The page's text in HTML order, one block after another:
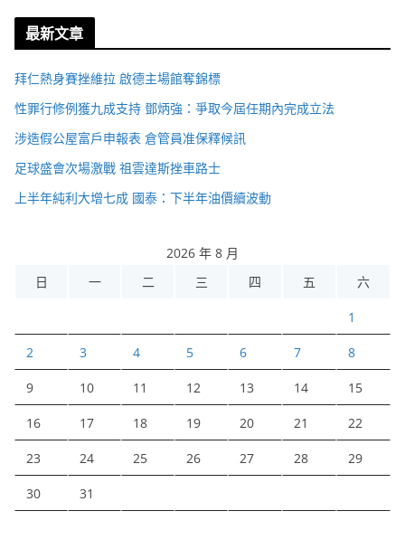
最新文章
拜仁熱身賽挫維拉 啟德主場館奪錦標
性罪行修例獲九成支持 鄧炳強：爭取今屆任期內完成立法
涉造假公屋富戶申報表 倉管員准保釋候訊
足球盛會次場激戰 祖雲達斯挫車路士
上半年純利大增七成 國泰：下半年油價續波動
2026 年 8 月
日
一 二 三 四 五 六
1
2 3 4 5 6 7 8
9 10 11 12 13 14 15
16 17 18 19 20 21 22
23 24 25 26 27 28 29
30 31